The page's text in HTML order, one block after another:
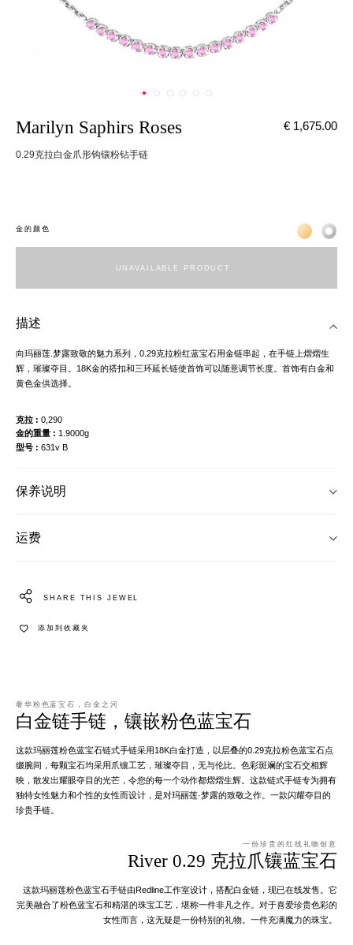
Marilyn Saphirs Roses
0.29克拉白金爪形钩镶粉钻手链
€ 1,675.00
金的颜色 Жёлтое
UNAVAILABLE PRODUCT
描述
向玛丽莲.梦露致敬的魅力系列，0.29克拉粉红蓝宝石用金链串起，在手链上熠熠生
辉，璀璨夺目。18K金的搭扣和三环延长链使首饰可以随意调节长度。首饰有白金和
黄色金供选择。
克拉
0,290
金的重量
1.9000g
型号
631v B
保养说明
运费
SHARE THIS JEWEL
添加到收藏夹
奢华粉色蓝宝石，白金之河
白金链手链，镶嵌粉色蓝宝石
这款玛丽莲粉色蓝宝石链式手链采用18K白金打造，以层叠的0.29克拉粉色蓝宝石点
缀腕间，每颗宝石均采用爪镶工艺，璀璨夺目，无与伦比。色彩斑斓的宝石交相辉
映，散发出耀眼夺目的光芒，令您的每一个动作都熠熠生辉。这款链式手链专为拥有
独特女性魅力和个性的女性​​而设计，是对玛丽莲·梦露的致敬之作。一款闪耀夺目的
珍贵手链。
一份珍贵的红线礼物创意
River 0.29 克拉爪镶蓝宝石
这款玛丽莲粉色蓝宝石手链由Redline工作室设计，搭配白金链，现已在线发售。它
完美融合了粉色蓝宝石和精湛的珠宝工艺，堪称一件非凡之作。对于喜爱珍贵色彩的
女性而言，这无疑是一份特别的礼物。一件充满魔力的珠宝。